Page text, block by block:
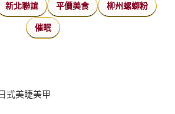
新北聯誼 平價美食 柳州螺螄粉
催眠
式美睫美甲